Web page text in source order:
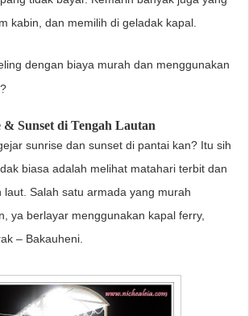
kabin, dan memilih di geladak kapal.
dengan biaya murah dan menggunakan
Sunset di Tengah Lautan
sunrise dan sunset di pantai kan? Itu sih
biasa adalah melihat matahari terbit dan
Salah satu armada yang murah
ya berlayar menggunakan kapal ferry,
– Bakauheni.